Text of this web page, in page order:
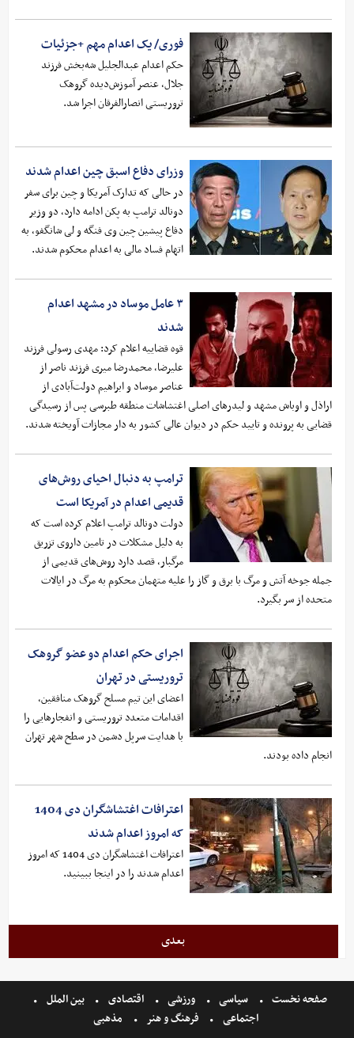
فوری/ یک اعدام مهم +جزئیات
حکم اعدام عبدالجلیل شه‌بخش فرزند
جلال، عنصر آموزش‌دیده گروهک
تروریستی انصارالفرقان اجرا شد.
وزرای دفاع اسبق چین اعدام شدند
در حالی که تدارک آمریکا و چین برای سفر
دونالد ترامپ به پکن ادامه دارد، دو وزیر
دفاع پیشین چین وی فنگه و لی شانگفو، به
اتهام فساد مالی به اعدام محکوم شدند.
۳ عامل موساد در مشهد اعدام
شدند
قوه قضاییه اعلام کرد: مهدی رسولی فرزند
علیرضا، محمدرضا میری فرزند ناصر از
عناصر موساد و ابراهیم دولت‌آبادی از
اراذل و اوباش مشهد و لیدرهای اصلی اغتشاشات منطقه طبرسی پس از رسیدگی
قضایی به پرونده و تایید حکم در دیوان عالی کشور به دار مجازات آویخته شدند.
ترامپ به دنبال احیای روش‌های
قدیمی اعدام در آمریکا است
دولت دونالد ترامپ اعلام کرده است که
به دلیل مشکلات در تامین داروی تزریق
مرگبار، قصد دارد روش‌های قدیمی از
جمله جوخه آتش و مرگ با برق و گاز را علیه متهمان محکوم به مرگ در ایالات
متحده از سر بگیرد.
اجرای حکم اعدام دو عضو گروهک
تروریستی در تهران
اعضای این تیم مسلح گروهک منافقین،
اقدامات متعدد تروریستی و انفجارهایی را
با هدایت سرپل دشمن در سطح شهر تهران
انجام داده بودند.
اعترافات اغتشاشگران دی 1404
که امروز اعدام شدند
اعترافات اغتشاشگران دی 1404 که امروز
اعدام شدند را در اینجا ببینید.
بعدی
صفحه نخست سیاسی ورزشی اقتصادی
بین الملل
اجتماعی
فرهنگ و هنر مذهبی